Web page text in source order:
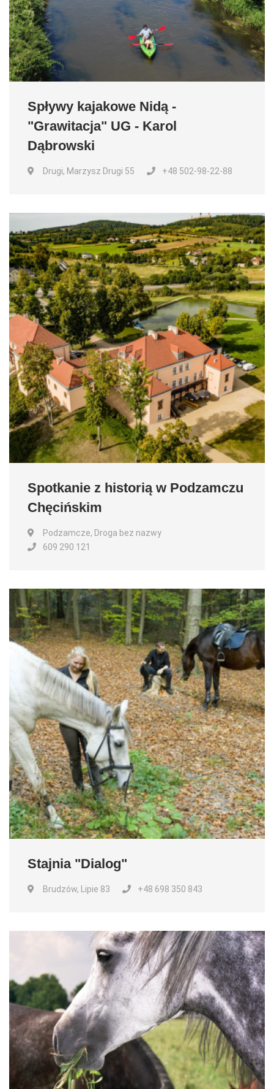
Spływy kajakowe Nidą -
"Grawitacja" UG - Karol
Dąbrowski
Drugi, Marzysz Drugi 55 +48 502-98-22-88
Spotkanie z historią w Podzamczu
Chęcińskim
Podzamcze, Droga bez nazwy
609 290 121
Stajnia "Dialog"
Brudzów, Lipie 83 +48 698 350 843